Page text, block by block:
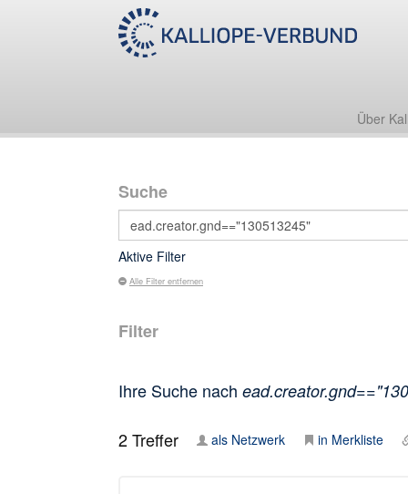
Über
Suche
Aktive Filter
Alle Filter entfernen
Filter
Ihre Suche nach
2Treffer als Netzwerk in Merkliste